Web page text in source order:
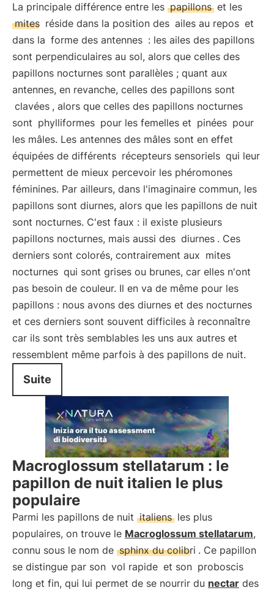
La principale différence entre les papillons et les
mites réside dans la position des ailes au repos et
dans la forme des antennes : les ailes des papillons
sont perpendiculaires au sol, alors que celles des
papillons nocturnes sont parallèles ; quant aux
antennes, en revanche, celles des papillons sont
clavées , alors que celles des papillons nocturnes
sont phylliformes pour les femelles et pinées pour
les mâles. Les antennes des mâles sont en effet
équipées de différents récepteurs sensoriels qui leur
permettent de mieux percevoir les phéromones
féminines. Par ailleurs, dans l'imaginaire commun, les
papillons sont diurnes, alors que les papillons de nuit
sont nocturnes. C'est faux : il existe plusieurs
papillons nocturnes, mais aussi des diurnes . Ces
derniers sont colorés, contrairement aux mites
nocturnes qui sont grises ou brunes, car elles n'ont
pas besoin de couleur. Il en va de même pour les
papillons : nous avons des diurnes et des nocturnes
et ces derniers sont souvent difficiles à reconnaître
car ils sont très semblables les uns aux autres et
ressemblent même parfois à des papillons de nuit.
Suite
Macroglossum stellatarum : le
papillon de nuit italien le plus
populaire
Parmi les papillons de nuit italiens les plus
populaires, on trouve le Macroglossum stellatarum,
connu sous le nom de sphinx du colibri . Ce papillon
se distingue par son vol rapide et son proboscis
long et fin, qui lui permet de se nourrir du nectar des